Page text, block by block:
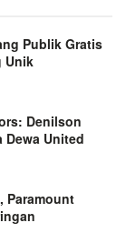
Publik Gratis
Unik
Denilson
Dewa United
Paramount